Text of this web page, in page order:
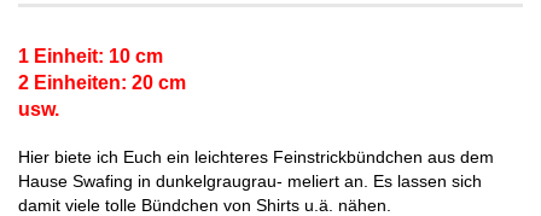
1 Einheit: 10 cm
2 Einheiten: 20 cm
usw.
Hier biete ich Euch ein leichteres Feinstrickbündchen aus dem
Hause Swafing in dunkelgraugrau- meliert an. Es lassen sich
damit viele tolle Bündchen von Shirts u.ä. nähen.